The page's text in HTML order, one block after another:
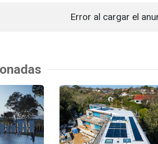
Error al cargar el